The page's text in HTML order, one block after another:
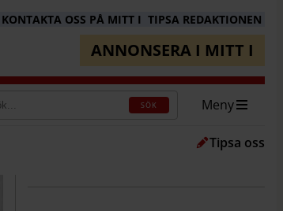
KONTAKTA OSS PÅ MITT I TIPSA REDAKTIONEN
ANNONSERA I MITT I
SÖK Meny
Tipsa oss